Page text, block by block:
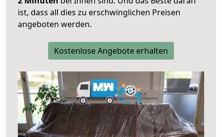
ist, dass all dies zu erschwinglichen Preisen
angeboten werden.
Kostenlose Angebote erhalten